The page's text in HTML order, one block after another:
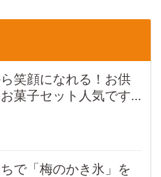
笑顔になれる！お供
菓子セット人気です...
で「梅のかき氷」を